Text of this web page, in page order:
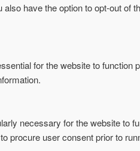
have the option to opt-out
for the website to
necessary for the website to
procure user consent prior to